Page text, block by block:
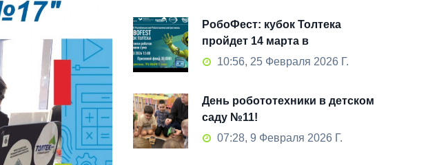
РобоФест: кубок Толтека
пройдет 14 марта в
Стерлитамаке!
10:56, 25 Февраля 2026 Г.
День робототехники в детском
саду №11!
07:28, 9 Февраля 2026 Г.